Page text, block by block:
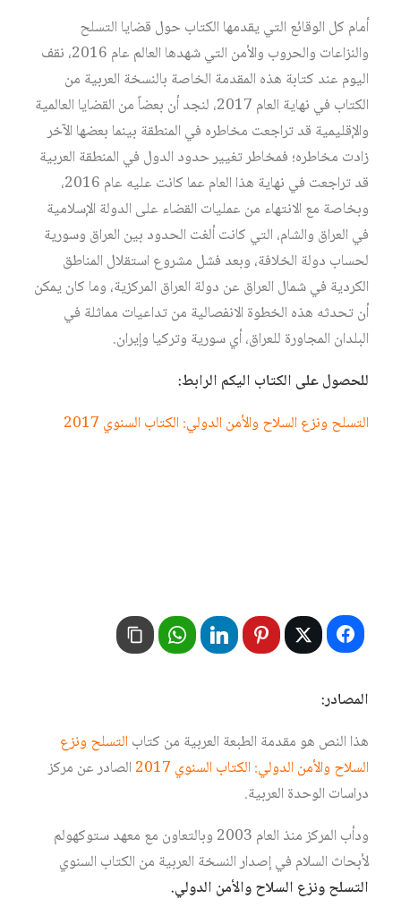
أمام كل الوقائع التييقدمها الكتابحول قضايا التسلح
والنزاعات والحروب والأمن التيشهدها العالم عام
نقف
اليوم عند كتابة هذه المقدمة الخاصة بالنسخة العربية من
الكتاب في نهاية العام لنجدأن بعضاًمن القضايا العالمية
والإقليمية قدتراجعت مخاطره في المنطقة بينما بعضها الآخر
زادت مخاطره؛ فمخاطرتغييرحدود الدول في المنطقة العربية
قدتراجعت في نهاية هذا العام عما كانت عليه عام
وبخاصة مع الانتهاء من عمليات القضاء على الدولة الإسلامية
في العراق والشام، التي كانتألغت الحدود بين العراق وسورية
لحساب دولة الخلافة، وبعد فشل مشروع استقلال المناطق
الكردية فيشمال العراق عن دولة العراق المركزية، وما كانيمكن
أنتحدثه هذه الخطوة الانفصالية منتداعيات مماثلة في
البلدان المجاورة للعراق،أيسورية وتركيا وإيران.
للحصول على الكتاب اليكم الرابط:
التسلح ونزع السلاح والأمن الدولي: الكتاب السنوي 2017
المصادر:
هذا النص هو مقدمة الطبعة العربية من كتابالتسلح ونزع
السلاح والأمن الدولي: الكتاب السنوي 2017
الصادر عن مركز
دراسات الوحدة العربية.
ودأب المركز منذ العام 2003 وبالتعاون مع معهد ستوكهولم
لأبحاث السلام في إصدار النسخة العربية من الكتاب السنوي
التسلحونزع السلاحوالأمن الدولي.